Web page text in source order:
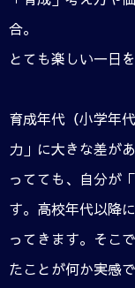
合。
とても楽しい一日
育成年代（小学年
力」に大きな差が
ってても、自分が
す。高校年代以降
ってきます。そこ
たことが何か実感